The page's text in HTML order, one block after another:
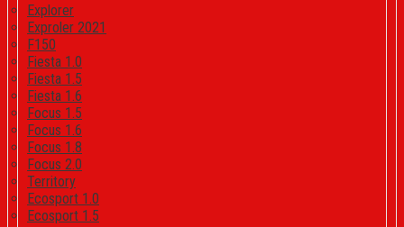
Explorer
Exproler 2021
F150
Fiesta 1.0
Fiesta 1.5
Fiesta 1.6
Focus 1.5
Focus 1.6
Focus 1.8
Focus 2.0
Territory
Ecosport 1.0
Ecosport 1.5